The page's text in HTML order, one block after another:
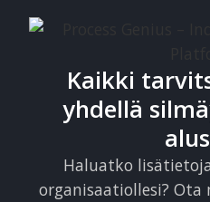
Kaikki
yhdellä
Haluatko
organisaatiollesi?